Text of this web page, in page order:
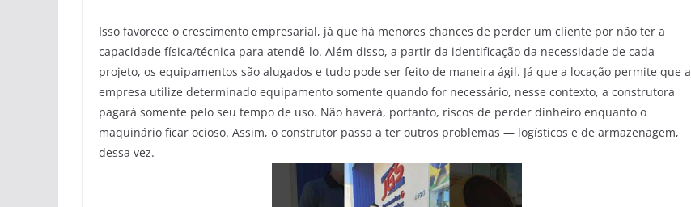
Isso favorece o crescimento empresarial, já que há menores chances de perder um cliente por não ter a
capacidade física/técnica para atendê-lo. Além disso, a partir da identificação da necessidade de cada
projeto, os equipamentos são alugados e tudo pode ser feito de maneira ágil. Já que a locação permite que a
empresa utilize determinado equipamento somente quando for necessário, nesse contexto, a construtora
pagará somente pelo seu tempo de uso. Não haverá, portanto, riscos de perder dinheiro enquanto o
maquinário ficar ocioso. Assim, o construtor passa a ter outros problemas — logísticos e de armazenagem,
dessa vez.